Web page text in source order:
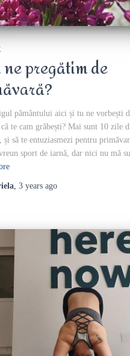
ne pregătim de
pământului aici și tu ne vorbești
te cam grăbești? Mai sunt 10 zile
și să te entuziasmezi pentru
sport de iarnă, dar nici nu mă
, 3 years ago